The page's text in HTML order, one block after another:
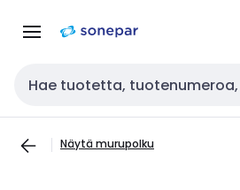
navigointiinsisältöön
Haku
Näytä murupolku